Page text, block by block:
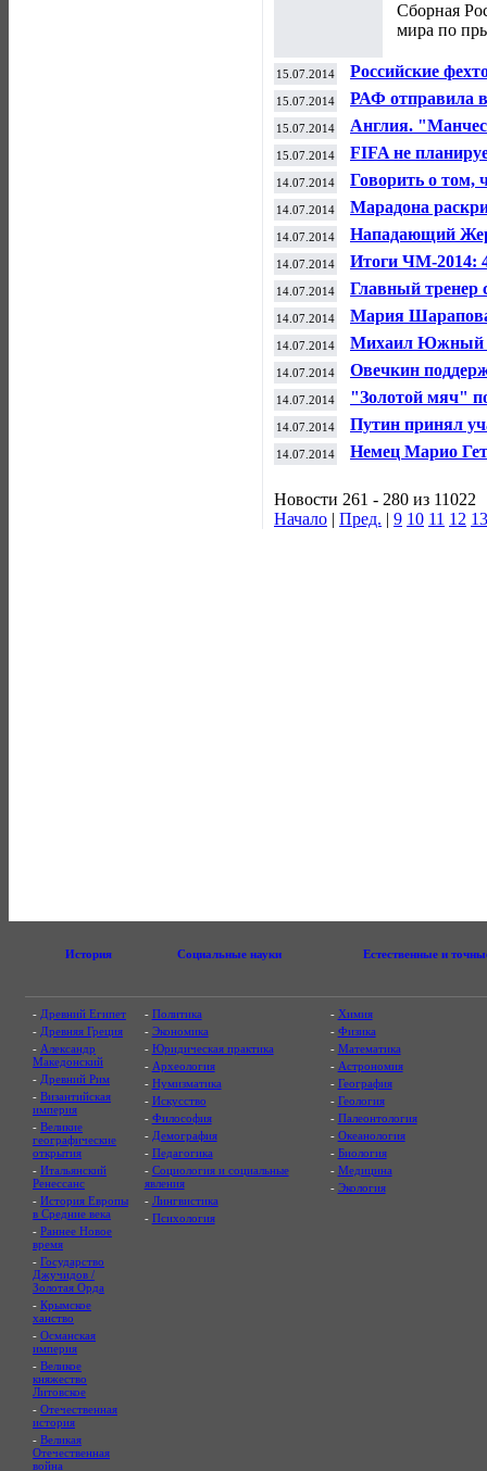
Сборная
мира по
15.07.2014
Российские
чемпионата
15.07.2014
РАФ отправила
при России "Ф-
15.07.2014 Англия.
15.07.2014
FIFA не
стадионов на
14.07.2014
Говорить о том,
сократят, рано -
14.07.2014
Марадона
«Золотым
14.07.2014
Нападающий
составе ХК
14.07.2014
Итоги ЧМ-2014:
высокая
14.07.2014 Главный тренер
14.07.2014
Мария Шарапова
рейтинге WTA
14.07.2014
Михаил Южный
ATP
14.07.2014
Овечкин
Аргентины в
14.07.2014
"Золотой мяч"
вручили
14.07.2014
Путин принял
по футболу
14.07.2014
Немец Марио
Новости 261 - 280 из 11022
Начало | Пред. | 9 10 11 12 13
История Социальные науки Естественные и
- Древний Египет
- Древняя Греция
- Александр
Македонский
- Древний Рим
- Византийская
империя
- Великие
географические
открытия
- Итальянский
Ренессанс
- История Европы
в Средние века
- Раннее Новое
время
- Государство
Джучидов /
Золотая Орда
- Крымское
ханство
- Османская
империя
- Великое
княжество
Литовское
- Отечественная
история
- Великая
Отечественная
война
- Политика
- Экономика
- Юридическая практика
- Археология
- Нумизматика
- Искусство
- Философия
- Демография
- Педагогика
- Социология и социальные
явления
- Лингвистика
- Психология
- Химия
- Физика
- Математика
- Астрономия
- География
- Геология
- Палеонтология
- Океанология
- Биология
- Медицина
- Экология